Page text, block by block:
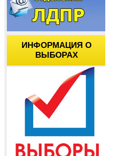
ИНФОРМАЦИЯ О
ВЫБОРАХ